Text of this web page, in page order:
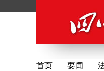
首页 要闻